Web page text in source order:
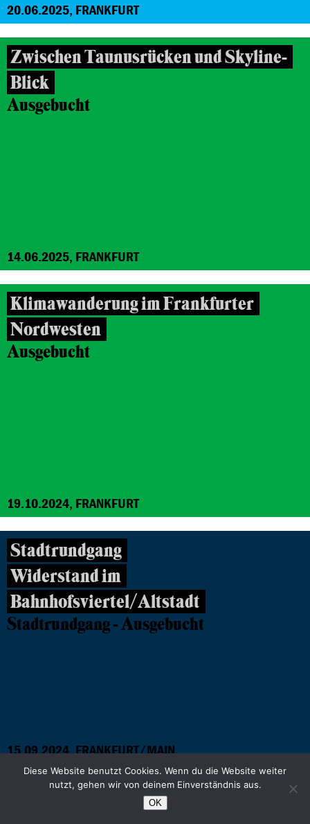
20.06.2025, FRANKFURT
Zwischen Taunusrücken und Skyline-
Blick
Ausgebucht
14.06.2025, FRANKFURT
Klimawanderung im Frankfurter
Nordwesten
Ausgebucht
19.10.2024, FRANKFURT
Stadtrundgang
Widerstand im
Bahnhofsviertel/Altstadt
Stadtrundgang - Ausgebucht
15.09.2024, FRANKFURT/MAIN
Innenstadt und Altstadt 2.0 -Mobilität
Diese Website benutzt Cookies. Wenn du die Website weiter
nutzt, gehen wir von deinem Einverständnis aus.
OK